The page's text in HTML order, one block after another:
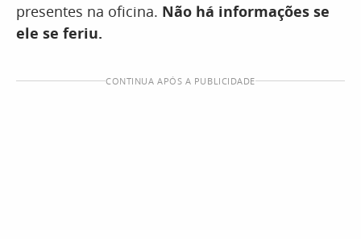
presentes na oficina. Não há informações se
ele se feriu.
CONTINUA APÓS A PUBLICIDADE